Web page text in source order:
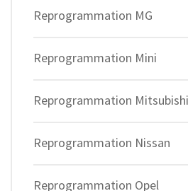
Reprogrammation MG
Reprogrammation Mini
Reprogrammation Mitsubishi
Reprogrammation Nissan
Reprogrammation Opel